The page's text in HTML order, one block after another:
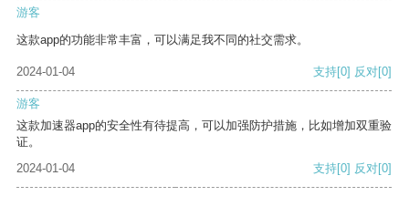
游客
这款app的功能非常丰富，可以满足我不同的社交需求。
2024-01-04 支持[0] 反对[0]
游客
这款加速器app的安全性有待提高，可以加强防护措施，比如增加双重验
证。
2024-01-04
支持[0] 反对[0]